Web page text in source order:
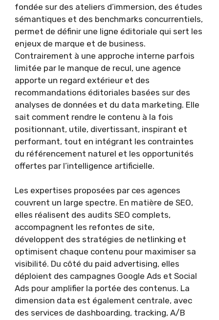
fondée sur des ateliers d’immersion, des études
sémantiques et des benchmarks concurrentiels,
permet de définir une ligne éditoriale qui sert les
enjeux de marque et de business.
Contrairement à une approche interne parfois
limitée par le manque de recul, une agence
apporte un regard extérieur et des
recommandations éditoriales basées sur des
analyses de données et du data marketing. Elle
sait comment rendre le contenu à la fois
positionnant, utile, divertissant, inspirant et
performant, tout en intégrant les contraintes
du référencement naturel et les opportunités
offertes par l’intelligence artificielle.
Les expertises proposées par ces agences
couvrent un large spectre. En matière de SEO,
elles réalisent des audits SEO complets,
accompagnent les refontes de site,
développent des stratégies de netlinking et
optimisent chaque contenu pour maximiser sa
visibilité. Du côté du paid advertising, elles
déploient des campagnes Google Ads et Social
Ads pour amplifier la portée des contenus. La
dimension data est également centrale, avec
des services de dashboarding, tracking, A/B